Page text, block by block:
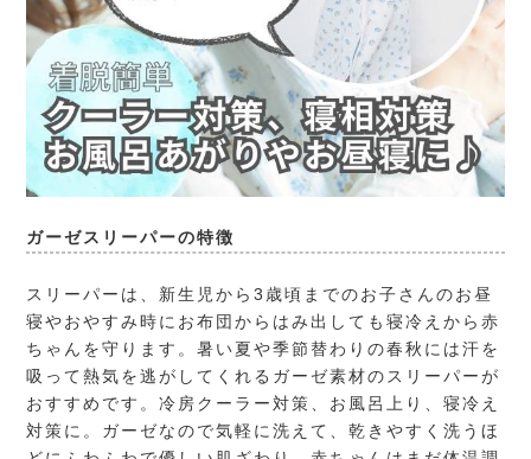
ガーゼスリーパーの特徴
スリーパーは、新生児から3歳頃までのお子さんのお昼
寝やおやすみ時にお布団からはみ出しても寝冷えから赤
ちゃんを守ります。暑い夏や季節替わりの春秋には汗を
吸って熱気を逃がしてくれるガーゼ素材のスリーパーが
おすすめです。冷房クーラー対策、お風呂上り、寝冷え
対策に。ガーゼなので気軽に洗えて、乾きやすく洗うほ